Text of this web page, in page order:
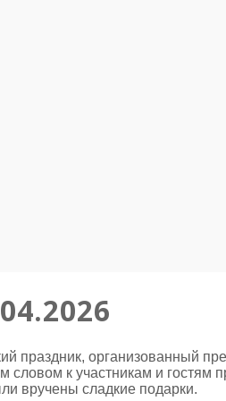
праздник, организованный
к участникам и гостям
вручены сладкие подарки.